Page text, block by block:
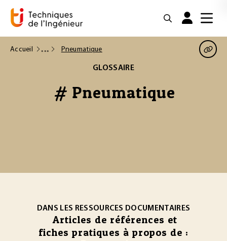
Accueil Pneumatique
GLOSSAIRE
# Pneumatique
DANS LES RESSOURCES DOCUMENTAIRES
Articles de références et
fiches pratiques à propos de :